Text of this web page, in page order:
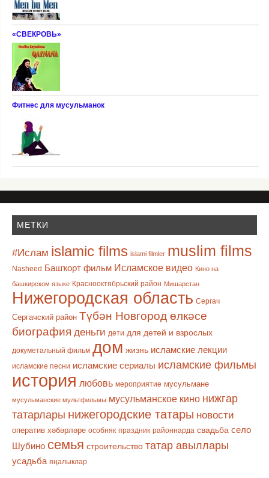
«СВЕКРОВЬ»
Фитнес для мусульманок
МЕТКИ
#Ислам islamic films islami filmler muslim films
Nasheed Башҡорт фильм Исламское видео Кино на
башкирском языке Краснооктябрьский район Мишарстан
Нижегородская область Сергач
Сергачский район Түбән Новгород өлкәсе
биография деньги дети для детей и взрослых
докуметальный фильм дом жизнь исламские лекции
исламские песни исламские сериалы исламские фильмы
история любовь мероприятие мусульмане
мусульманские мультфильмы мусульманское кино нижгар
татарлары нижегородские татары новости
оператив хәбәрләре особняк праздник районнарда свадьба село
Шубино семья строительство татар авыллары
усадьба яңалыклар